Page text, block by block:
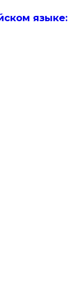
языке: